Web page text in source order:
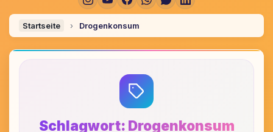
Startseite › Drogenkonsum
Schlagwort: Drogenkonsum